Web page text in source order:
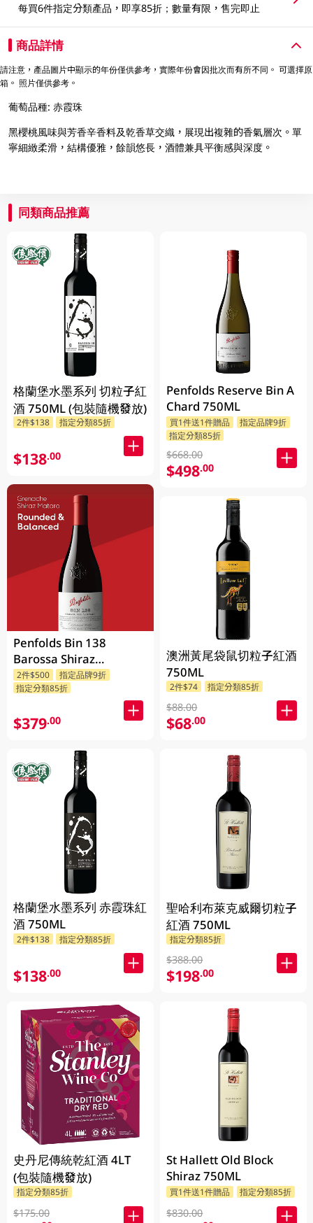
每買6件指定分類產品，即享85折；數量有限，售完即止
商品詳情
請注意，產品圖片中顯示的年份僅供參考，實際年份會因批次而有所不同。 可選擇原
箱。 照片僅供參考。
葡萄品種: 赤霞珠
黑櫻桃風味與芳香辛香料及乾香草交織，展現出複雜的香氣層次。單
寧細緻柔滑，結構優雅，餘韻悠長，酒體兼具平衡感與深度。
同類商品推薦
格蘭堡水墨系列 切粒子紅
酒 750ML (包裝隨機發放)
2件$138 指定分類85折
$138.00
Penfolds Bin 138
Barossa Shiraz
Grenache Mataro
750ML
2件$500
指定品牌9折
指定分類85折
$379.00
格蘭堡水墨系列 赤霞珠紅
酒 750ML
2件$138 指定分類85折
$138.00
史丹尼傳統乾紅酒 4LT
(包裝隨機發放)
指定分類85折
$175.00
Penfolds Reserve Bin A
Chard 750ML
買1件送1件贈品
指定品牌9折
指定分類85折
$668.00
$498.00
澳洲黃尾袋鼠切粒子紅酒
750ML
2件$74 指定分類85折
$88.00
$68.00
聖哈利布萊克威爾切粒子
紅酒 750ML
指定分類85折
$388.00
$198.00
St Hallett Old Block
Shiraz 750ML
買1件送1件贈品 指定分類85折
$830.00